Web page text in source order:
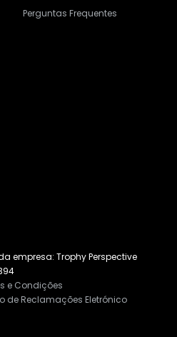
Perguntas Frequentes
empresa: Trophy Perspective
e Condições
de Reclamações Eletrónico